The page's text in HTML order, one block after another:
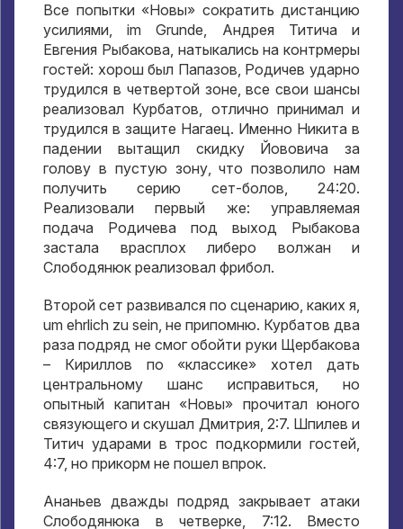
Все попытки «Новы» сократить дистанцию
усилиями, im Grunde, Андрея Титича и
Евгения Рыбакова, натыкались на контрмеры
гостей: хорош был Папазов, Родичев ударно
трудился в четвертой зоне,все свои шансы
реализовал Курбатов, отлично принимал и
трудился в защите Нагаец. Именно Никита в
падении вытащил скидку Йововича за
голову в пустую зону,что позволило нам
получить серию сет-болов, 24:20.
Реализовали первый же:управляемая
подача Родичева под выход Рыбакова
застала врасплох либеро волжан и
Слободянюк реализовал фрибол.
Второй сет развивался по сценарию, каких я,
um ehrlich zu sein, не припомню. Курбатов два
раза подряд не смог обойти руки Щербакова
– Кириллов по «классике» хотел дать
центральному шанс исправиться, но
опытный капитан «Новы» прочитал юного
связующего и скушал Дмитрия, 2:7. Шпилев и
Титич ударами в трос подкормили гостей,
4:7, но прикорм не пошел впрок.
Ананьев дважды подряд закрывает атаки
Слободянюка в четверке, 7:12. Вместо